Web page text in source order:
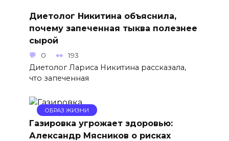
Диетолог Никитина объяснила,
почему запеченная тыква полезнее
сырой
0 193
Диетолог Лариса Никитина рассказала,
что запеченная
ОБРАЗ ЖИЗНИ
Газировка угрожает здоровью:
Александр Мясников о рисках